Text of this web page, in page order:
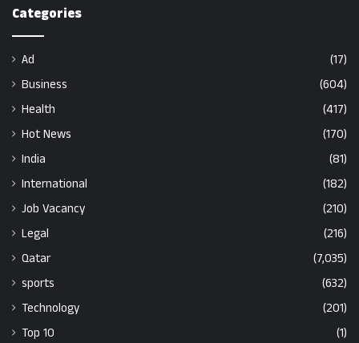
Categories
Ad
(17)
Business
(604)
Health
(417)
Hot News
(170)
India
(81)
International
(182)
Job Vacancy
(210)
Legal
(216)
Qatar
(7,035)
sports
(632)
Technology
(201)
Top 10
(1)